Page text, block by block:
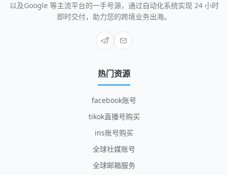
以及Google 等主流平台的一手号源，通过自动化系统实现 24 小时
即时交付，助力您的跨境业务出海。
热门资源
facebook账号
tikok直播号购买
ins账号购买
全球社媒账号
全球邮箱服务